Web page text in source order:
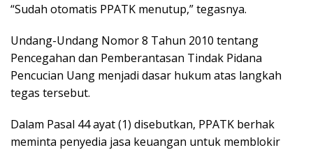
“Sudah otomatis PPATK menutup,” tegasnya.
Undang-Undang Nomor 8 Tahun 2010 tentang
Pencegahan dan Pemberantasan Tindak Pidana
Pencucian Uang menjadi dasar hukum atas langkah
tegas tersebut.
Dalam Pasal 44 ayat (1) disebutkan, PPATK berhak
meminta penyedia jasa keuangan untuk memblokir